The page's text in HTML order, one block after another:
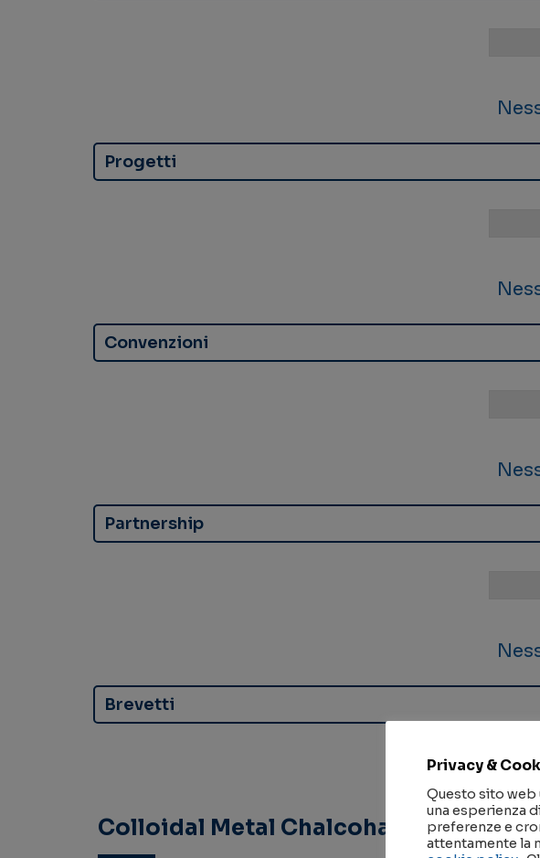
Progetti
Convenzioni
Partnership
Brevetti
Colloidal Metal Chalcohalide
Privacy &
Questo sito
una esperienza
preferenze e
attentamente la